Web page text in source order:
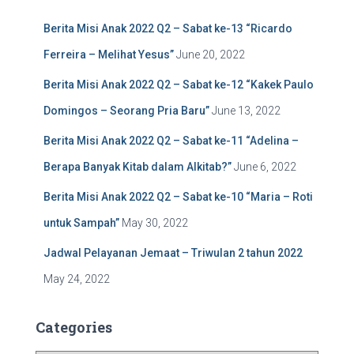
Berita Misi Anak 2022 Q2 – Sabat ke-13 “Ricardo
Ferreira – Melihat Yesus”June 20, 2022
Berita Misi Anak 2022 Q2 – Sabat ke-12 “Kakek Paulo
Domingos – Seorang Pria Baru”June 13, 2022
Berita Misi Anak 2022 Q2 – Sabat ke-11 “Adelina –
Berapa Banyak Kitab dalam Alkitab?”June 6, 2022
Berita Misi Anak 2022 Q2 – Sabat ke-10 “Maria – Roti
untuk Sampah” May 30, 2022
Jadwal Pelayanan Jemaat – Triwulan 2 tahun 2022
May 24, 2022
Categories